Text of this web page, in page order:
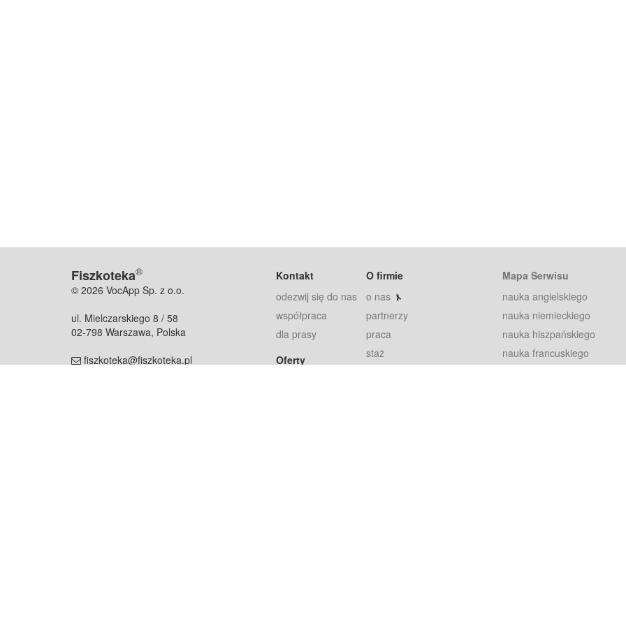
Fiszkoteka®
© 2026 VocApp Sp. z o.o.
ul. Mielczarskiego 8 / 58
02-798 Warszawa, Polska
fiszkoteka@fiszkoteka.pl
Kontakt
odezwij się do nas
współpraca
dla prasy
Oferty
O firmie
o nas
partnerzy
praca
staż
Mapa Serwisu
nauka angielskiego
nauka niemieckiego
nauka hiszpańskiego
nauka francuskiego